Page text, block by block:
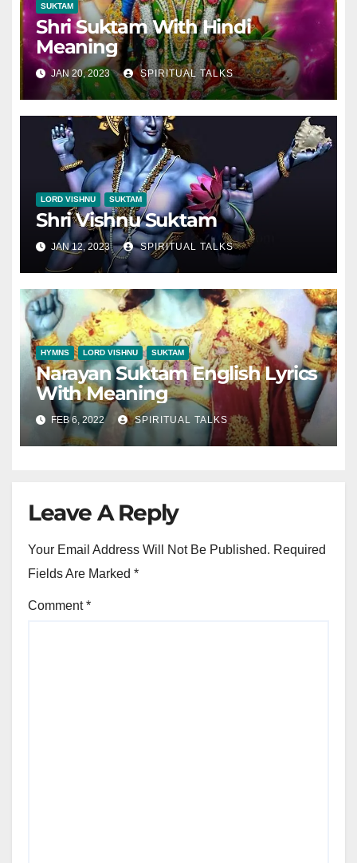
SUKTAM
Shri Suktam With Hindi
Meaning
JAN 20, 2023 SPIRITUAL TALKS
LORD VISHNU SUKTAM
Shri Vishnu Suktam
JAN 12, 2023 SPIRITUAL TALKS
HYMNS LORD VISHNU SUKTAM
Narayan Suktam English Lyrics
With Meaning
FEB 6, 2022 SPIRITUAL TALKS
Leave A Reply
Your Email Address Will Not Be Published. Required
Fields Are Marked *
Comment*